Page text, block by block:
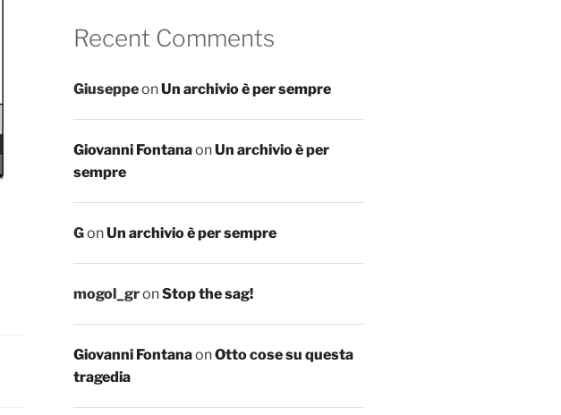
Recent Comments
GiuseppeonUn archivio è per sempre
Giovanni FontanaonUn archivio è per
sempre
GonUn archivio è per sempre
mogol_gronStop the sag!
Giovanni FontanaonOtto cose su questa
tragedia